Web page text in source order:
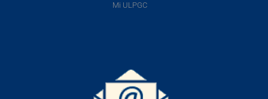
Mi ULPGC